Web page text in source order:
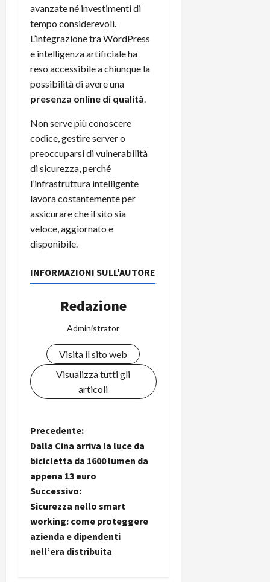
avanzate né investimenti di
tempo considerevoli.
L’integrazione tra WordPress
e intelligenza artificiale ha
reso accessibile a chiunque la
possibilità di avere una
presenza online di qualità.​
Non serve più conoscere
codice, gestire server o
preoccuparsi di vulnerabilità
di sicurezza, perché
l’infrastruttura intelligente
lavora costantemente per
assicurare che il sito sia
veloce, aggiornato e
disponibile.
INFORMAZIONI SULL'AUTORE
Redazione
Administrator
Visita il sito web
Visualizza tutti gli
articoli
N
a
v
i
g
a
Precedente:
Dalla Cina arriva la luce da
bicicletta da 1600 lumen da
appena 13 euro
Successivo:
Sicurezza nello smart
working: come proteggere
azienda e dipendenti
nell’era distribuita